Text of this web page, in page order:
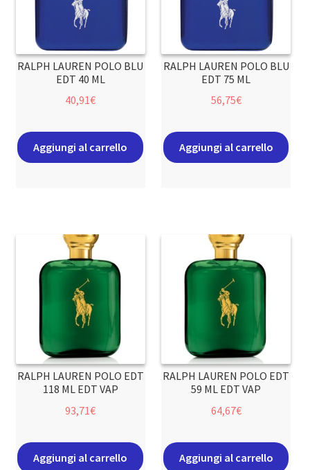
RALPH LAUREN POLO BLU
EDT 40 ML
40,91€
Aggiungi al carrello
RALPH LAUREN POLO BLU
EDT 75 ML
56,75€
Aggiungi al carrello
RALPH LAUREN POLO EDT
118 ML EDT VAP
93,71€
Aggiungi al carrello
RALPH LAUREN POLO EDT
59 ML EDT VAP
64,67€
Aggiungi al carrello